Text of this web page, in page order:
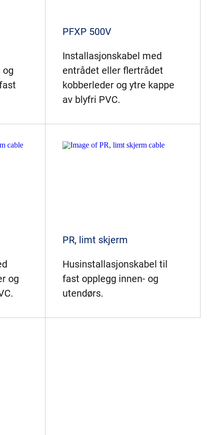
og
PFXP 500V
Installasjonskabel med
entrådet eller flertrådet
kobberleder og ytre kappe
av blyfri PVC.
og
PR, limt skjerm
Husinstallasjonskabel til
fast opplegg innen- og
utendørs.